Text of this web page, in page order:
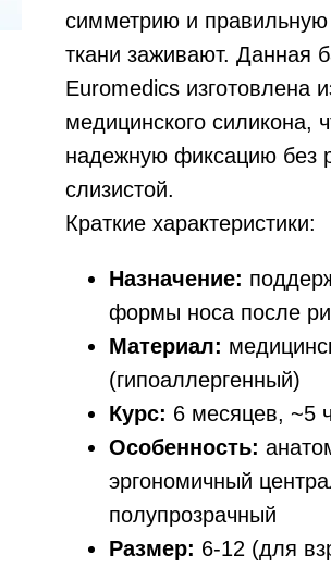
симметрию и
ткани заживают. Данная
Euromedics изготовлена
медицинского силикона,
надежную фиксацию без
слизистой.
Краткие характеристики:
Назначение:
формы носа после
Материал:
(гипоаллергенный)
Курс: 6 месяцев, ~5
Особенность:
эргономичный
полупрозрачный
Размер: 6-12 (для